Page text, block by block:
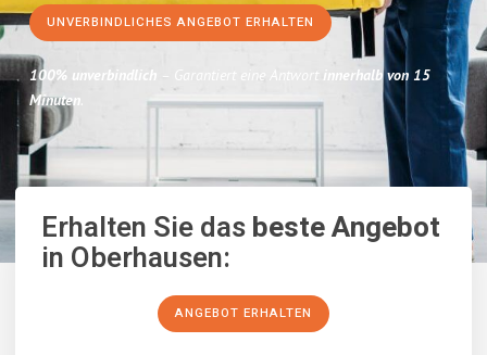
UNVERBINDLICHES ANGEBOT ERHALTEN
100% unverbindlich – Garantiert eine Antwort innerhalb von 15
Minuten.
Erhalten Sie dasbeste Angebot
in Oberhausen:
ANGEBOT ERHALTEN